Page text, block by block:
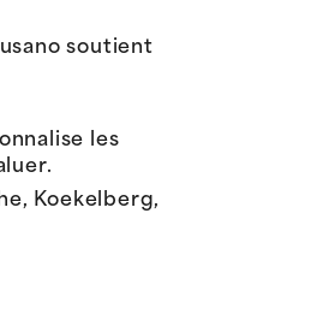
soutient
les
Koekelberg,